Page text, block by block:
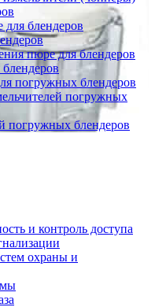
блендеров
пюре для блендеров
погружных блендеров
погружных
погружных блендеров
и контроль доступа
охраны и